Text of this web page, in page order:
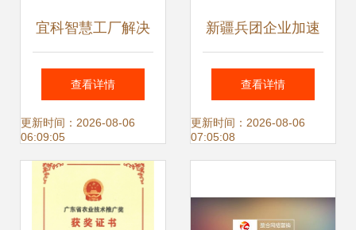
宜科智慧工厂解决
方案推广活动无锡
站圆满落幕 技术引
领新制造时代
查看详情
更新时间：2026-08-06
06:09:05
新疆兵团企业加速
忙生产 节水技术全
球推广超1亿亩
查看详情
更新时间：2026-08-06
07:05:08